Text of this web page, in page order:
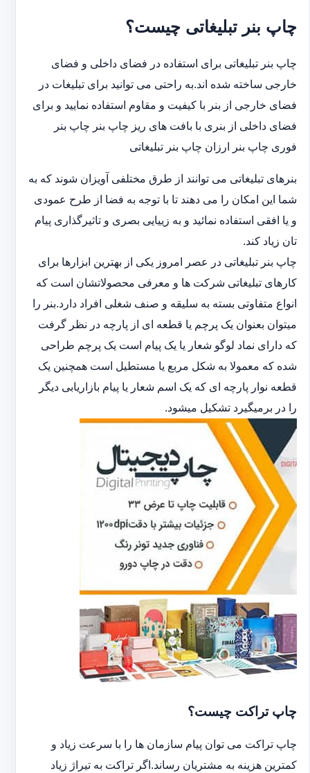
چاپ بنر تبلیغاتی چیست؟
چاپ بنر تبلیغاتی برای استفاده در فضای داخلی و فضای
خارجی ساخته شده اند.به راحتی می توانید برای تبلیغات در
فضای خارجی از بنر با کیفیت و مقاوم استفاده نمایید و برای
فضای داخلی از بنری با بافت های ریز چاپ بنر چاپ بنر
فوری چاپ بنر ارزان چاپ بنر تبلیغاتی
بنرهای تبلیغاتی می توانند از طرق مختلفی آویزان شوند که به
شما این امکان را می دهند تا با توجه به فضا از طرح عمودی
و یا افقی استفاده نمائید و به زییایی بصری و تاثیرگذاری پیام
تان زیاد کند.
چاپ بنر تبلیغاتی در عصر امروز یکی از بهترین ابزارها برای
کارهای تبلیغاتی شرکت ها و معرفی محصولاتشان است که
انواع متفاوتی بسته به سلیقه و صنف شغلی افراد دارد.بنر را
میتوان بعنوان یک پرچم یا قطعه ای از پارچه در نظر گرفت
که دارای نماد لوگو شعار یا یک پیام است یک پرچم طراحی
شده که معمولا به شکل مربع یا مستطیل است همچنین یک
قطعه نوار پارچه ای که یک اسم شعار یا پیام بازاریابی دیگر
را در برمیگیرد تشکیل میشود.
چاپ تراکت چیست؟
چاپ تراکت می توان پیام سازمان ها را با سرعت زیاد و
کمترین هزینه به مشتریان رساند.اگر تراکت به تیراژ زیاد